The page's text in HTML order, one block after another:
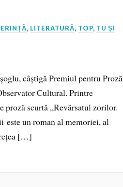
, LITERATURĂ, TOP, TU ȘI
câștigă Premiul pentru Proză
Cultural. Printre
scurtă „Revărsatul zorilor.
este un roman al memoriei, al
[…]